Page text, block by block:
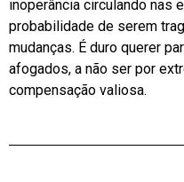
inoperância circulando nas
probabilidade de serem
mudanças. É duro querer
afogados, a não ser por
compensação valiosa.